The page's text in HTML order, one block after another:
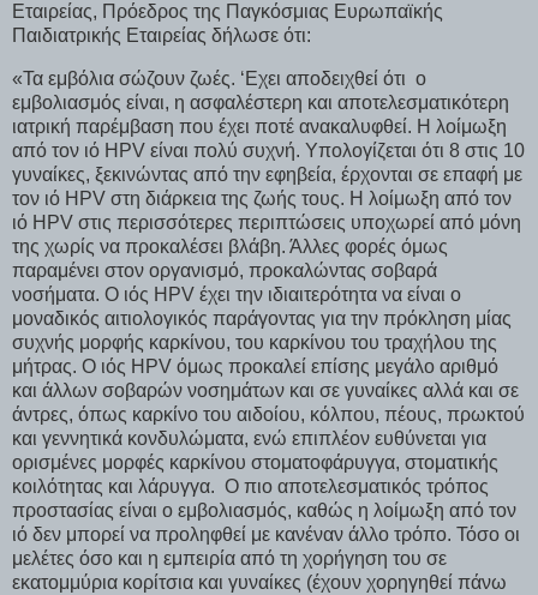
Εταιρείας, Πρόεδρος της Παγκόσμιας Ευρωπαϊκής
Παιδιατρικής Εταιρείας δήλωσε ότι:
«Τα εμβόλια σώζουν ζωές. ‘Εχει αποδειχθεί ότι ο
εμβολιασμός είναι, η ασφαλέστερη και αποτελεσματικότερη
ιατρική παρέμβαση που έχει ποτέ ανακαλυφθεί. Η λοίμωξη
από τον ιό HPV είναι πολύ συχνή. Υπολογίζεται ότι 8 στις 10
γυναίκες, ξεκινώντας από την εφηβεία, έρχονται σε επαφή με
τον ιό HPV στη διάρκεια της ζωής τους. Η λοίμωξη από τον
ιό HPV στις περισσότερες περιπτώσεις υποχωρεί από μόνη
της χωρίς να προκαλέσει βλάβη. Άλλες φορές όμως
παραμένει στον οργανισμό, προκαλώντας σοβαρά
νοσήματα. Ο ιός HPV έχει την ιδιαιτερότητα να είναι ο
μοναδικός αιτιολογικός παράγοντας για την πρόκληση μίας
συχνής μορφής καρκίνου, του καρκίνου του τραχήλου της
μήτρας. Ο ιός HPV όμως προκαλεί επίσης μεγάλο αριθμό
και άλλων σοβαρών νοσημάτων και σε γυναίκες αλλά και σε
άντρες, όπως καρκίνο του αιδοίου, κόλπου, πέους, πρωκτού
και γεννητικά κονδυλώματα, ενώ επιπλέον ευθύνεται για
ορισμένες μορφές καρκίνου στοματοφάρυγγα, στοματικής
κοιλότητας και λάρυγγα. Ο πιο αποτελεσματικός τρόπος
προστασίας είναι ο εμβολιασμός, καθώς η λοίμωξη από τον
ιό δεν μπορεί να προληφθεί με κανέναν άλλο τρόπο. Τόσο οι
μελέτες όσο και η εμπειρία από τη χορήγηση του σε
εκατομμύρια κορίτσια και γυναίκες (έχουν χορηγηθεί πάνω